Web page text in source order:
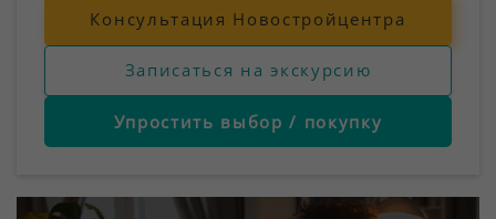
Консультация Новостройцентра
Записаться на экскурсию
Упростить выбор / покупку